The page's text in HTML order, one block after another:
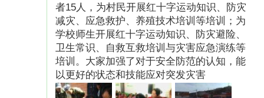
社区居民学习应急救护技能
（文案中照片均为活动时拍摄，已经过被拍摄人
同意）
者15人，为村民开展红十字运动知识、防灾
减灾、应急救护、养殖技术培训等培训；为
学校师生开展红十字运动知识、防灾避险、
卫生常识、自救互救培训与灾害应急演练等
培训。大家加强了对于安全防范的认知，能
以更好的状态和技能应对突发灾害